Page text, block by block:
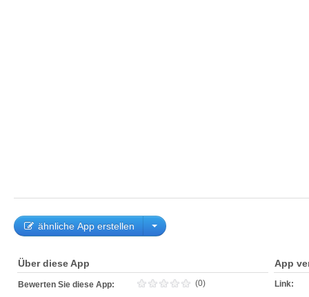
ähnliche App erstellen
Über diese App
Bewerten Sie diese App: (0)
App
Link: